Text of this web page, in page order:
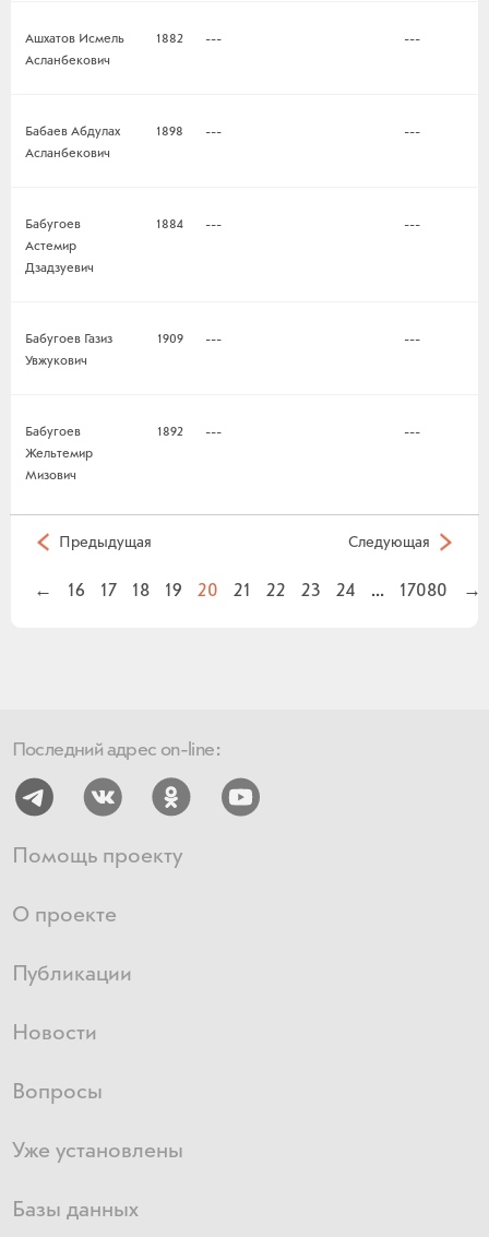
Ашхатов Исмель
Асланбекович
1882 --- ---
Бабаев Абдулах
Асланбекович
1898 --- ---
Бабугоев
Астемир
Дзадзуевич
1884 --- ---
Бабугоев Газиз
Увжукович
1909 --- ---
Бабугоев
Жельтемир
Мизович
1892 --- ---
Предыдущая Следующая
← 16 17 18 19 20 21 22 23 24 ... 17080 →
Последний адрес on-line:
Помощь проекту
О проекте
Публикации
Новости
Вопросы
Уже установлены
Базы данных